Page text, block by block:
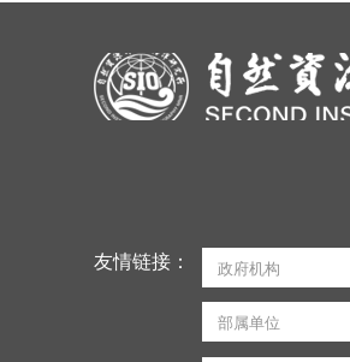
友情链接： 政府机构
部属单位